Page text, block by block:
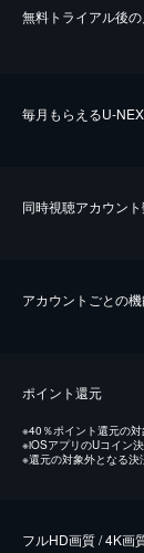
無料トライアル後
毎⽉もらえるU-
同時視聴アカウン
アカウントごとの
ポイント還元
※40％ポイント還元の対
※iOSアプリのUコイン
※還元の対象外となる決
フルHD画質 / 4K画